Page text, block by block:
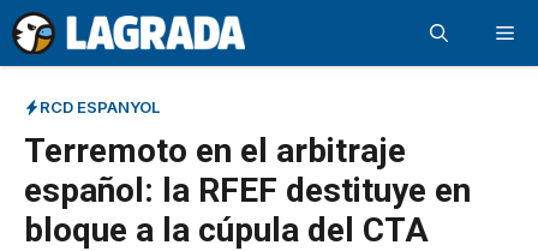
Saltar
al
contenido
RCD ESPANYOL
Terremoto en el arbitraje
español: la RFEF destituye en
bloque a la cúpula del CTA